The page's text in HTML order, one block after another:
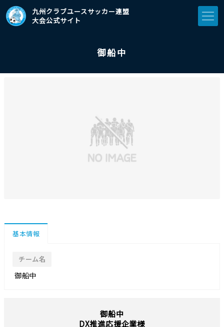
九州クラブユースサッカー連盟
大会公式サイト
御船中
基本情報
チーム名
御船中
御船中
DX推進応援企業様